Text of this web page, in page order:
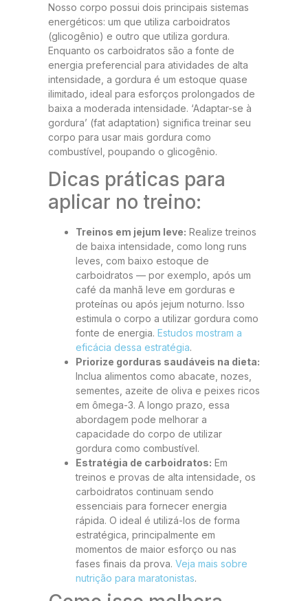
Nosso corpo possui dois principais sistemas
energéticos: um que utiliza carboidratos
(glicogênio) e outro que utiliza gordura.
Enquanto os carboidratos são a fonte de
energia preferencial para atividades de alta
intensidade, a gordura é um estoque quase
ilimitado, ideal para esforços prolongados de
baixa a moderada intensidade. ‘Adaptar-se à
gordura’ (fat adaptation) significa treinar seu
corpo para usar mais gordura como
combustível, poupando o glicogênio.
Dicas práticas para
aplicar no treino:
Treinos em jejum leve: Realize treinos
de baixa intensidade, como long runs
leves, com baixo estoque de
carboidratos — por exemplo, após um
café da manhã leve em gorduras e
proteínas ou após jejum noturno. Isso
estimula o corpo a utilizar gordura como
fonte de energia. Estudos mostram a
eficácia dessa estratégia.
Priorize gorduras saudáveis na dieta:
Inclua alimentos como abacate, nozes,
sementes, azeite de oliva e peixes ricos
em ômega-3. A longo prazo, essa
abordagem pode melhorar a
capacidade do corpo de utilizar
gordura como combustível.
Estratégia de carboidratos: Em
treinos e provas de alta intensidade, os
carboidratos continuam sendo
essenciais para fornecer energia
rápida. O ideal é utilizá-los de forma
estratégica, principalmente em
momentos de maior esforço ou nas
fases finais da prova. Veja mais sobre
nutrição para maratonistas.